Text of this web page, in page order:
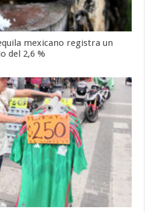
mexicano registra un
del 2,6 %